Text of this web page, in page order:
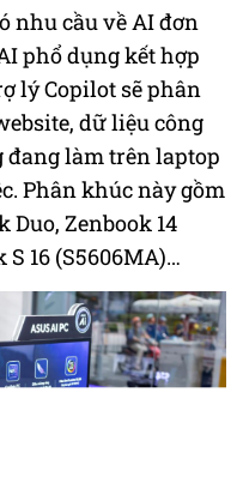
nhu cầu về AI đơn
phổ dụng kết hợp
lý Copilot sẽ phân
dữ liệu công
làm trên laptop
Phân khúc này gồm
Zenbook 14
16 (S5606MA)…